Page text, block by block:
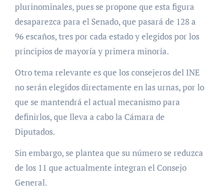
plurinominales, pues se propone que esta figura
desaparezca para el Senado, que pasará de 128 a
96 escaños, tres por cada estado y elegidos por los
principios de mayoría y primera minoría.
Otro tema relevante es que los consejeros del INE
no serán elegidos directamente en las urnas, por lo
que se mantendrá el actual mecanismo para
definirlos, que lleva a cabo la Cámara de
Diputados.
Sin embargo, se plantea que su número se reduzca
de los 11 que actualmente integran el Consejo
General.